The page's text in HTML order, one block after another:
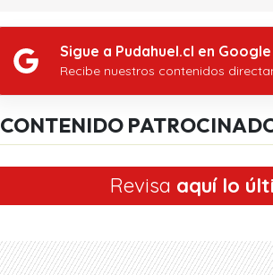
Sigue a Pudahuel.cl en
Recibe nuestros contenidos
CONTENIDO
Revisa aquí lo